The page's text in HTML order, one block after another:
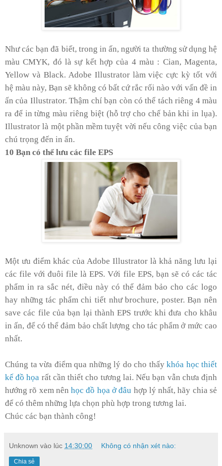
Như các bạn đã biết, trong in ấn, người ta thường sử dụng hệ
màu CMYK, đó là sự kết hợp của 4 màu : Cian, Magenta,
Yellow và Black. Adobe Illustrator làm việc cực kỳ tốt với
hệ màu này, Bạn sẽ không có bất cứ rắc rối nào với vấn đề in
ấn của Illustrator. Thậm chí bạn còn có thể tách riêng 4 màu
ra để in từng màu riêng biệt (hỗ trợ cho chế bản khi in lụa).
Illustrator là một phần mềm tuyệt vời nếu công việc của bạn
chú trọng đến in ấn.
10 Bạn có thể lưu các file EPS
Một ưu điểm khác của Adobe Illustrator là khả năng lưu lại
các file với đuôi file là EPS. Với file EPS, bạn sẽ có các tác
phẩm in ra sắc nét, điều này có thể đảm bảo cho các logo
hay những tác phẩm chi tiết như brochure, poster. Bạn nên
save các file của bạn lại thành EPS trước khi đưa cho khâu
in ấn, để có thể đảm bảo chất lượng cho tác phẩm ở mức cao
nhất.
Chúng ta vừa điểm qua những lý do cho thấy khóa học thiết
kế đồ họa rất cần thiết cho tương lai. Nếu bạn vẫn chưa định
hướng rõ xem nênhọc đồ họa ở đâu hợp lý nhất, hãy chia sẻ
để có thêm những lựa chọn phù hợp trong tương lai.
Chúc các bạn thành công!
Unknown vào lúc 14:30:00 Không có nhận xét nào:
Chia sẻ